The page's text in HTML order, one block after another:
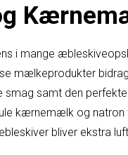
i mange
mælkeprodukter
smag samt den
kærnemælk og natron
bliver ekstra